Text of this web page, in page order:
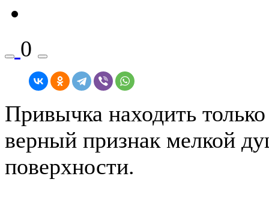
0
Привычка находить
верный признак мелкой
поверхности.